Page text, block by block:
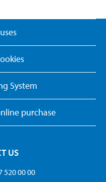
System
purchase
US
520 00 00